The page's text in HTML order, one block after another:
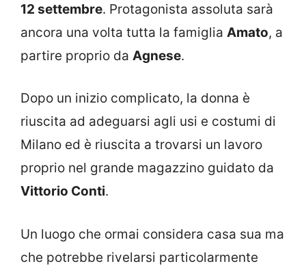
12 settembre. Protagonista assoluta sarà
ancora una volta tutta la famiglia Amato, a
partire proprio da Agnese.
Dopo un inizio complicato, la donna è
riuscita ad adeguarsi agli usi e costumi di
Milano ed è riuscita a trovarsi un lavoro
proprio nel grande magazzino guidato da
Vittorio Conti.
Un luogo che ormai considera casa sua ma
che potrebbe rivelarsi particolarmente